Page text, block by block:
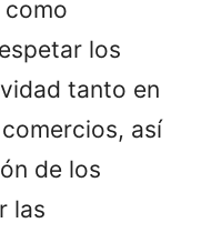
los
tanto en
así
de los
las